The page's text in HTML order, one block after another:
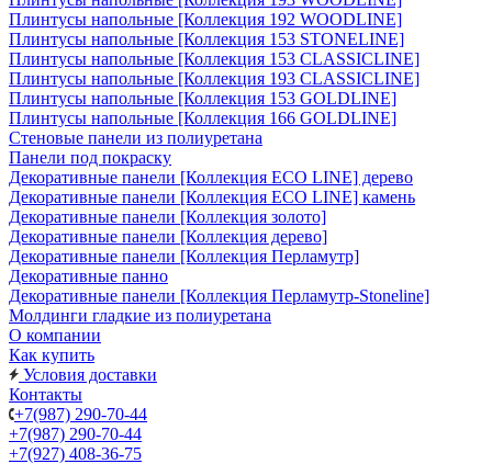
Плинтусы напольные [Коллекция 192 WOODLINE]
Плинтусы напольные [Коллекция 153 STONELINE]
Плинтусы напольные [Коллекция 153 CLASSICLINE]
Плинтусы напольные [Коллекция 193 CLASSICLINE]
Плинтусы напольные [Коллекция 153 GOLDLINE]
Плинтусы напольные [Коллекция 166 GOLDLINE]
Стеновые панели из полиуретана
Панели под покраску
Декоративные панели [Коллекция ECO LINE] дерево
Декоративные панели [Коллекция ECO LINE] камень
Декоративные панели [Коллекция золото]
Декоративные панели [Коллекция дерево]
Декоративные панели [Коллекция Перламутр]
Декоративные панно
Декоративные панели [Коллекция Перламутр-Stoneline]
Молдинги гладкие из полиуретана
О компании
Как купить
Условия доставки
Контакты
+7(987) 290-70-44
+7(987) 290-70-44
+7(927) 408-36-75